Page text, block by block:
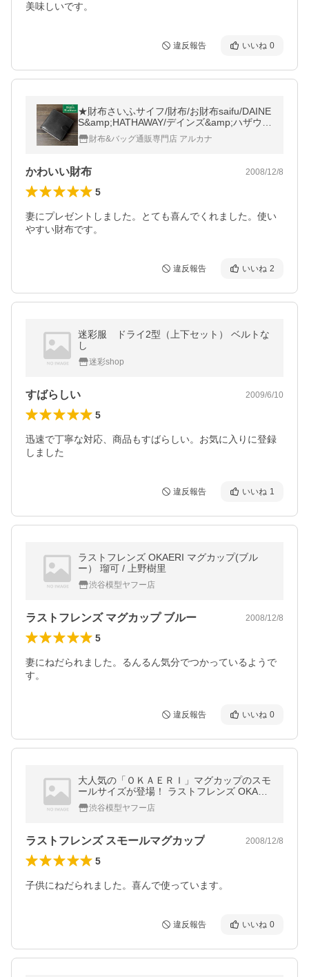
美味しいです。
違反報告 いいね 0
★財布さいふサイフ/財布/お財布saifu/DAINE
S&amp;HATHAWAY/デインズ&amp;ハザウェ
イ/ブランド財布/
財布&バッグ通販専門店 アルカナ
かわいい財布 2008/12/8
5
妻にプレゼントしました。とても喜んでくれました。使い
やすい財布です。
違反報告 いいね 2
迷彩服 ドライ2型（上下セット） ベルトな
し
迷彩shop
すばらしい 2009/6/10
5
迅速で丁寧な対応、商品もすばらしい。お気に入りに登録
しました
違反報告 いいね 1
ラストフレンズ OKAERI マグカップ(ブル
ー） 瑠可 / 上野樹里
渋谷模型ヤフー店
ラストフレンズ マグカップ ブルー 2008/12/8
5
妻にねだられました。るんるん気分でつかっているようで
す。
違反報告 いいね 0
大人気の「ＯＫＡＥＲＩ」マグカップのスモ
ールサイズが登場！ ラストフレンズ OKAER
I スモールマグカップ全5種コンプリートセッ
ト『7月下旬配送予定分』
渋谷模型ヤフー店
ラストフレンズ スモールマグカップ 2008/12/8
5
子供にねだられました。喜んで使っています。
違反報告 いいね 0